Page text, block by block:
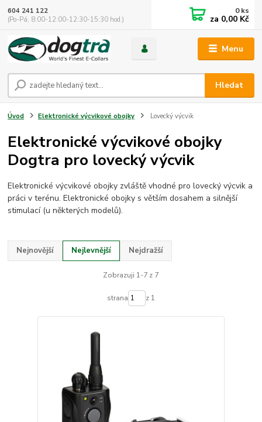
Menu
Hledat
604 241 122
(Po-Pá, 8:00-12:00-12:30-15:30 hod.)
0ks
za 0,00 Kč
Úvod Elektronické výcvikové obojky Lovecký výcvik
Elektronické výcvikové obojky
Dogtra pro lovecký výcvik
Elektronické výcvikové obojky zvláště vhodné pro lovecký výcvik a
práci v terénu. Elektronické obojky s větším dosahem a silnější
stimulací (u některých modelů).
Nejnovější Nejlevnější Nejdražší
Zobrazuji 1-7 z 7
strana z 1